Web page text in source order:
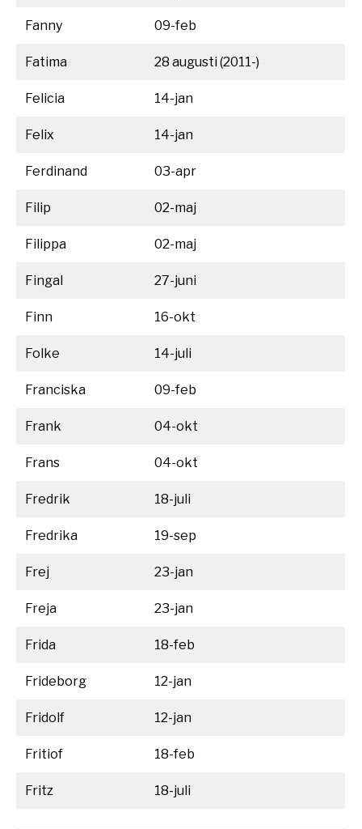
Fanny 09-feb
Fatima 28 augusti (2011-)
Felicia 14-jan
Felix 14-jan
Ferdinand 03-apr
Filip 02-maj
Filippa 02-maj
Fingal 27-juni
Finn 16-okt
Folke 14-juli
Franciska 09-feb
Frank 04-okt
Frans 04-okt
Fredrik 18-juli
Fredrika 19-sep
Frej 23-jan
Freja 23-jan
Frida 18-feb
Frideborg 12-jan
Fridolf 12-jan
Fritiof 18-feb
Fritz 18-juli